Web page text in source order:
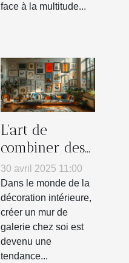
face à la multitude...
L'art de
combiner des
posters pour
créer un mur
de galerie
chez soi
30 avril 2025 11:00
Dans le monde de la
décoration intérieure,
créer un mur de
galerie chez soi est
devenu une
tendance...